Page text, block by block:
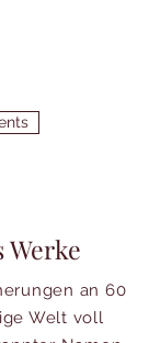
Werke
an 60
Welt voll